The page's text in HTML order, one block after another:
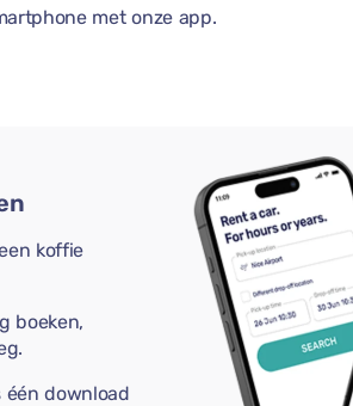
met onze app.
koffie
boeken,
één download